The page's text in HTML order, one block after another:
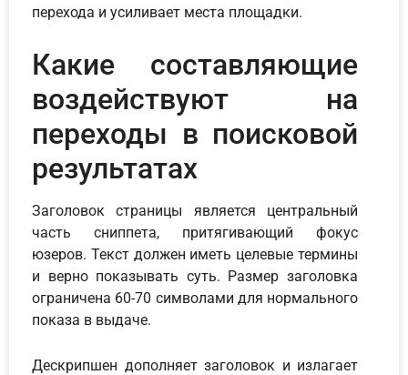
перехода и усиливает места площадки.
Какие составляющие
воздействуют на
переходы в поисковой
результатах
Заголовок страницы является центральный
часть сниппета, притягивающий фокус
юзеров. Текст должен иметь целевые термины
и верно показывать суть. Размер заголовка
ограничена 60-70 символами для нормального
показа в выдаче.
Дескрипшен дополняет заголовок и излагает